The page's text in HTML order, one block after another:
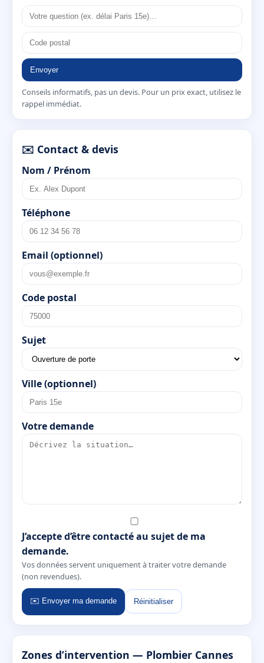
Envoyer
Conseils informatifs, pas un devis. Pour un prix exact, utilisez le
rappel immédiat.
✉️ Contact & devis
Nom / Prénom
Téléphone
Email (optionnel)
Code postal
Sujet
Ville (optionnel)
Votre demande
J’accepte d’être contacté au sujet de ma
demande.
Vos données servent uniquement à traiter votre demande
(non revendues).
✉️ Envoyer ma demande Réinitialiser
Zones d’intervention — Plombier Cannes